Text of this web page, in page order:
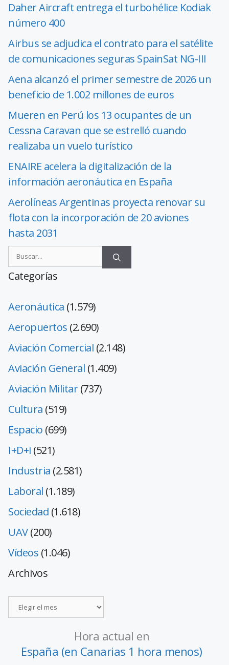
Daher Aircraft entrega el turbohélice Kodiak
número 400
Airbus se adjudica el contrato para el satélite
de comunicaciones seguras SpainSat NG-III
Aena alcanzó el primer semestre de 2026 un
beneficio de 1.002 millones de euros
Mueren en Perú los 13 ocupantes de un
Cessna Caravan que se estrelló cuando
realizaba un vuelo turístico
ENAIRE acelera la digitalización de la
información aeronáutica en España
Aerolíneas Argentinas proyecta renovar su
flota con la incorporación de 20 aviones
hasta 2031
Categorías
Aeronáutica (1.579)
Aeropuertos (2.690)
Aviación Comercial (2.148)
Aviación General (1.409)
Aviación Militar(737)
Cultura (519)
Espacio (699)
I+D+i (521)
Industria (2.581)
Laboral (1.189)
Sociedad (1.618)
UAV(200)
Vídeos (1.046)
Archivos
Hora actual en
España (en Canarias 1 hora menos)